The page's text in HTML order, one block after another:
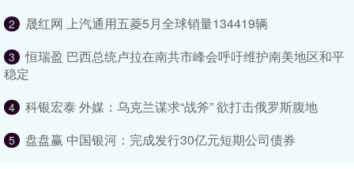
2 晟红网 上汽通用五菱5月全球销量134419辆
3
恒瑞盈 巴西总统卢拉在南共市峰会呼吁维护南美地区和平
稳定
4 科银宏泰 外媒：乌克兰谋求“战斧” 欲打击俄罗斯腹地
5 盘盘赢 中国银河：完成发行30亿元短期公司债券